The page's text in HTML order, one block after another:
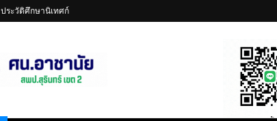
ประวัติศึกษานิเทศก์